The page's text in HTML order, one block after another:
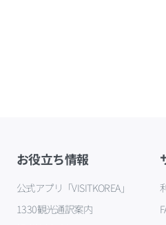
お役立ち情報
公式アプリ「VISITKOREA」
1330観光通訳案内